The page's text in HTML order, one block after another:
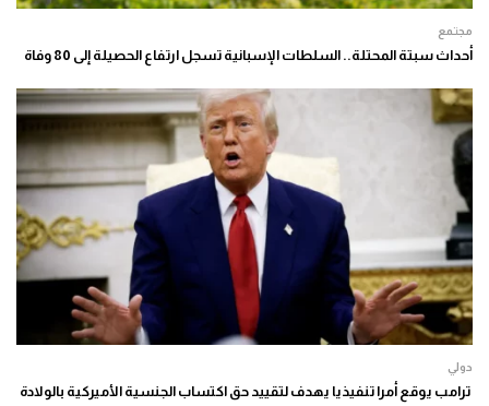
مجتمع
أحداث سبتة المحتلة.. السلطات الإسبانية تسجل ارتفاع الحصيلة إلى 80 وفاة
دولي
ترامب يوقع أمرا تنفيذيا يهدف لتقييد حق اكتساب الجنسية الأميركية بالولادة